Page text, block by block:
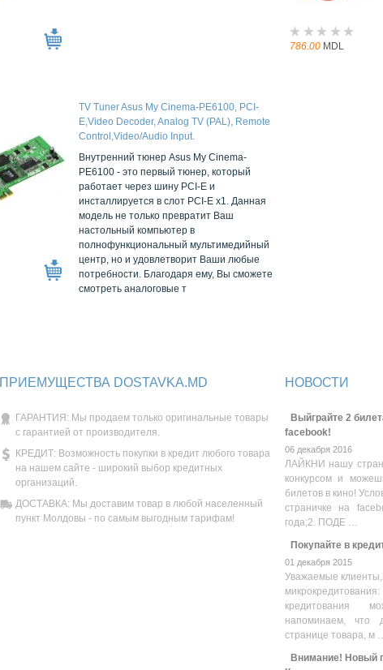
786.00 MDL
TV Tuner Asus My Cinema-PE6100, PCI-
E,Video Decoder, Analog TV (PAL), Remote
Control,Video/Audio Input.
Внутренний тюнер Asus My Cinema-
PE6100 - это первый тюнер, который
работает через шину PCI-E и
инсталлируется в слот PCI-E x1. Данная
модель не только превратит Ваш
настольный компьютер в
полнофункциональный мультимедийный
центр, но и удовлетворит Ваши любые
потребности. Благодаря ему, Вы сможете
смотреть аналоговые т
ПРИЕМУЩЕСТВА DOSTAVKA.MD
ГАРАНТИЯ: Мы продаем только оригинальные товары
с гарантией от производителя.
КРЕДИТ: Возможность покупки в кредит любого товара
на нашем сайте - широкий выбор кредитных
организаций.
ДОСТАВКА: Мы доставим товар в любой населенный
пункт Молдовы - по самым выгодным тарифам!
НОВОСТИ
Выйграйте 2
facebook!
06 декабря 2016
ЛАЙКНИ нашу
конкурсом и
билетов в кино!
страничке на
года;2. ПОДЕ …
Покупайте в
01 декабря 2015
Уважаемые
кредитования
напоминаем, что
странице товара, м
Внимание! Новый